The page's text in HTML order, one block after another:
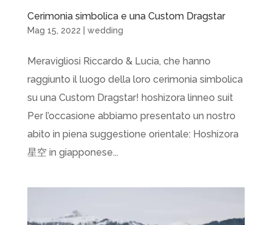
Cerimonia simbolica e una Custom Dragstar
Mag 15, 2022 | wedding
Meravigliosi Riccardo & Lucia, che hanno
raggiunto il luogo della loro cerimonia simbolica
su una Custom Dragstar! hoshizora linneo suit
Per l’occasione abbiamo presentato un nostro
abito in piena suggestione orientale: Hoshizora
星空 in giapponese...